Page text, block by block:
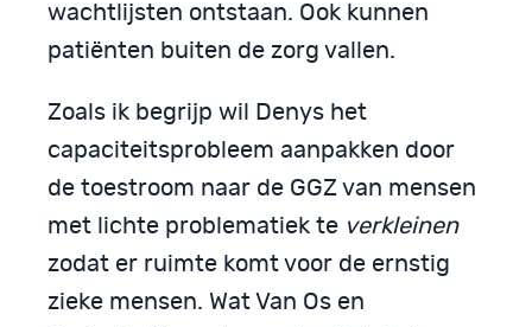
wachtlijsten ontstaan. Ook kunnen
patiënten buiten de zorg vallen.
Zoals ik begrijp wil Denys het
capaciteitsprobleem aanpakken door
de toestroom naar de GGZ van mensen
met lichte problematiek te verkleinen
zodat er ruimte komt voor de ernstig
zieke mensen. Wat Van Os en